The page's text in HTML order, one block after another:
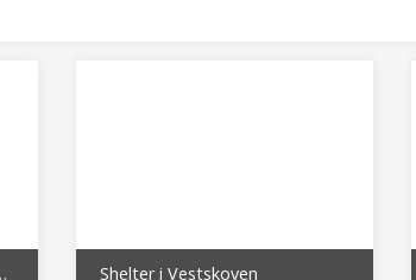
ved Tusculanum Shelter i Vestskoven